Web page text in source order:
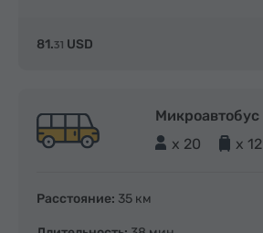
81.31 USD
Микроавтобус
x 20
x 12
Расстояние: 35 км